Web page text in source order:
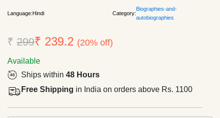
Language:Hindi Category:
Biographies-and-
autobiographies
₹ 299₹ 239.2 (20% off)
Available
Ships within 48 Hours
Free Shipping in India on orders above Rs. 1100